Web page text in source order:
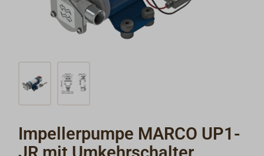
Impellerpumpe MARCO UP1-